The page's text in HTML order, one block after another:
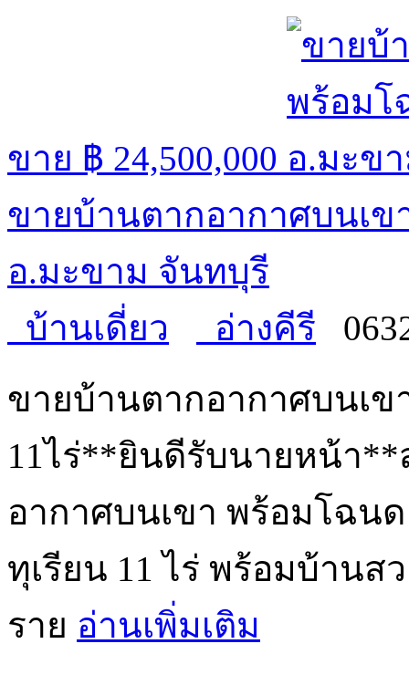
ขาย ฿ 24,500,000
ขายบ้านตากอากาศบนเข
อ.มะขาม จันทบุรี
บ้านเดี่ยว
อ่างคีรี
ขายบ้านตากอากาศบนเ
11ไร่**ยินดีรับนายหน้า
อากาศบนเขา พร้อมโฉน
ทุเรียน 11 ไร่ พร้อมบ้านส
ราย อ่านเพิ่มเติม